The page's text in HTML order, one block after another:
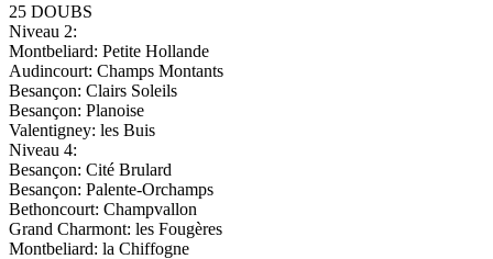
25 DOUBS
Niveau 2:
Montbeliard: Petite Hollande
Audincourt: Champs Montants
Besançon: Clairs Soleils
Besançon: Planoise
Valentigney: les Buis
Niveau 4:
Besançon: Cité Brulard
Besançon: Palente-Orchamps
Bethoncourt: Champvallon
Grand Charmont: les Fougères
Montbeliard: la Chiffogne